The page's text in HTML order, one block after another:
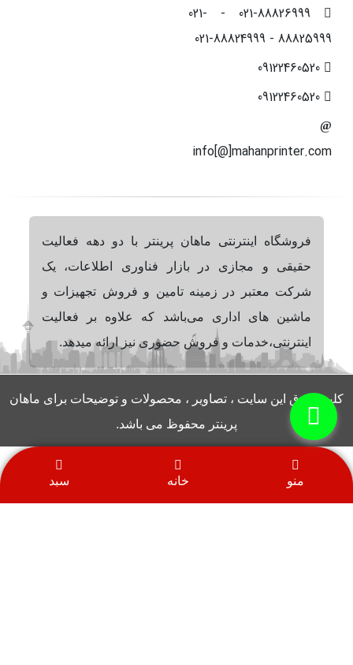
021-88826999 - 021-
88825999 - 021-88824999
info[@]mahanprinter.com
فروشگاه اینترنتی ماهان پرینتر با دو دهه فعالیت
حقیقی و مجازی در بازار فناوری اطلاعات، یک
شرکت معتبر در زمینه تامین و فروش تجهیزات و
ماشین های اداری می‌باشد که علاوه بر فعالیت
اینترنتی،خدمات و فروش حضوری نیز ارائه میدهد.
کلیه حقوق این سایت ، تصاویر ، محصولات و توضیحات برای ماهان
پرینتر محفوظ می باشد.
منو خانه سبد